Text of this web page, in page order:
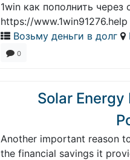
1win как пополнить через
https://www.1win91276.help
Возьму деньги в долг
0
Solar
Another important reason
the financial savings it